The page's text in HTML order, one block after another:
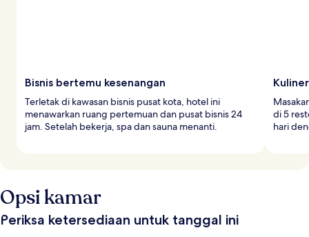
Bisnis bertemu kesenangan
Terletak di kawasan bisnis pusat kota, hotel ini
menawarkan ruang pertemuan dan pusat bisnis 24
jam. Setelah bekerja, spa dan sauna menanti.
di 5
hari
Opsi kamar
Periksa ketersediaan untuk tanggal ini